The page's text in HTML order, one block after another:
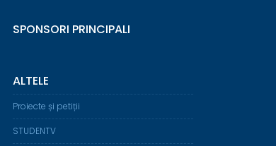
SPONSORI PRINCIPALI
ALTELE
Proiecte și petiții
STUDENTV